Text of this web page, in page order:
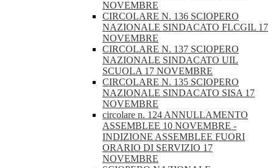
NOVEMBRE
CIRCOLARE N. 136 SCIOPERO
NAZIONALE SINDACATO FLCGIL 17
NOVEMBRE
CIRCOLARE N. 137 SCIOPERO
NAZIONALE SINDACATO UIL
SCUOLA 17 NOVEMBRE
CIRCOLARE N. 135 SCIOPERO
NAZIONALE SINDACATO SISA 17
NOVEMBRE
circolare n. 124 ANNULLAMENTO
ASSEMBLEE 10 NOVEMBRE -
INDIZIONE ASSEMBLEE FUORI
ORARIO DI SERVIZIO 17
NOVEMBRE